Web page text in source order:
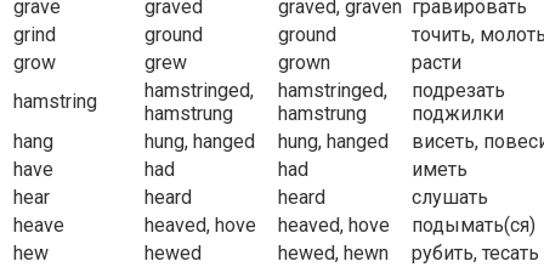
grave
graved graved, graven гравировать
grind
ground ground
точить,
grow
grew grown
расти
hamstring
hamstringed,
hamstrung
hamstringed,
hamstrung
подрезать
поджилки
hang
hung, hanged hung, hanged
висеть,
have
had had
иметь
hear
heard heard
слушать
heave
heaved, hove heaved, hove
подымать(ся)
hew
hewed hewed, hewn
рубить, тесать